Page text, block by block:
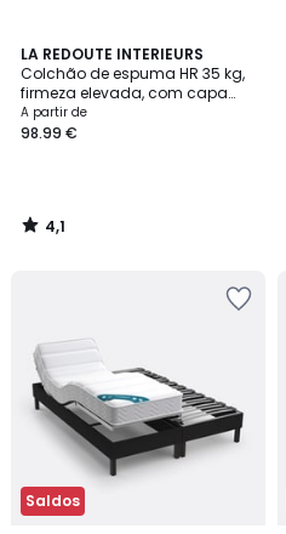
LA REDOUTE INTERIEURS
Colchão de espuma HR 35 kg,
firmeza elevada, com capa
amovível
A partir de
98.99 €
4,1
/ 5
4,1
/
Saldos